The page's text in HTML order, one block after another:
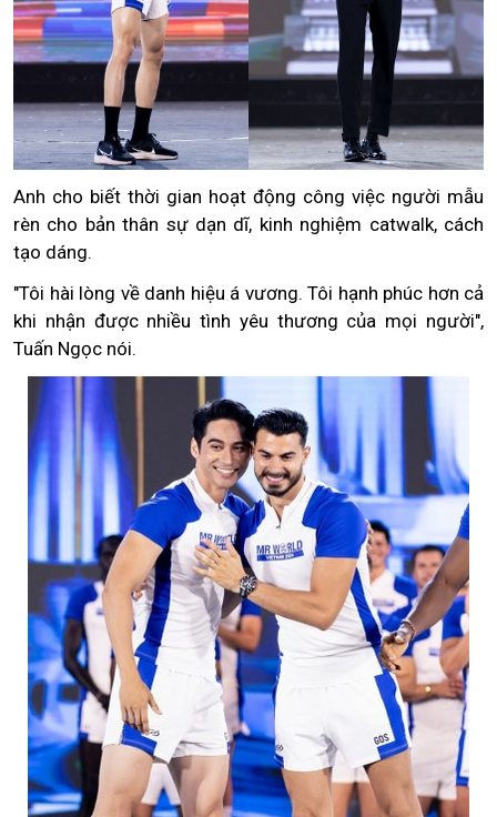
Anh cho biết thời gian hoạt động công việc người mẫu
rèn cho bản thân sự dạn dĩ, kinh nghiệm catwalk, cách
tạo dáng.
"Tôi hài lòng về danh hiệu á vương. Tôi hạnh phúc hơn cả
khi nhận được nhiều tình yêu thương của mọi người",
Tuấn Ngọc nói.